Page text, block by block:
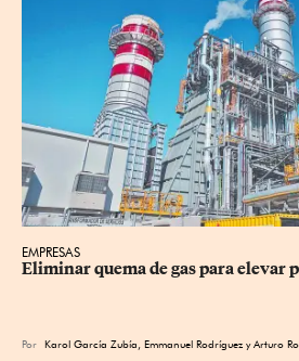
EMPRESAS
Eliminar quema de gas para elevar
Por Karol García Zubía Emmanuel Rodríguez yArturo